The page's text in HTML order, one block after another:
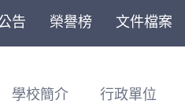
告 榮譽榜 文件檔案
學校簡介 行政單位